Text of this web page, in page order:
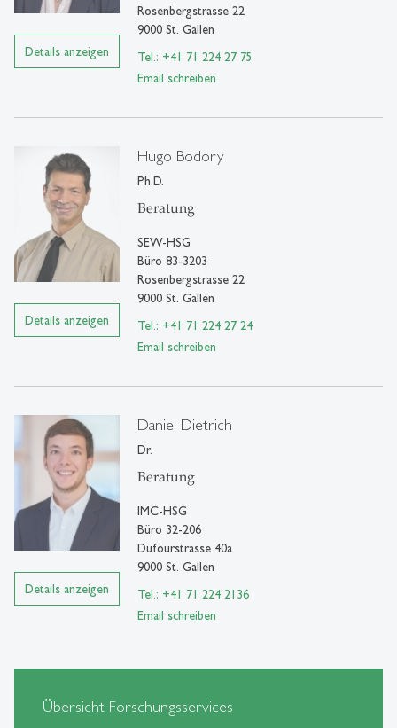
Details anzeigen
Rosenbergstrasse 22
9000 St. Gallen
Tel.: +41 71 224 27 75
Email schreiben
Details anzeigen
Hugo Bodory
Ph.D.
Beratung
SEW-HSG
Büro 83-3203
Rosenbergstrasse 22
9000 St. Gallen
Tel.: +41 71 224 27 24
Email schreiben
Details anzeigen
Daniel Dietrich
Dr.
Beratung
IMC-HSG
Büro 32-206
Dufourstrasse 40a
9000 St. Gallen
Tel.: +41 71 224 2136
Email schreiben
Übersicht Forschungsservices